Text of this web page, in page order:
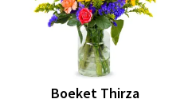
Boeket Thirza